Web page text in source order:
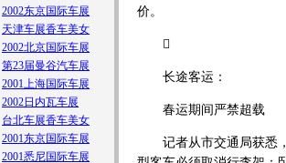
2002东京国际车展
天津车展香车美女
2002北京国际车展
第23届曼谷汽车展
2001上海国际车展
2002日内瓦车展
台北车展香车美女
2001东京国际车展
2001悉尼国际车展
价。

长途客运：
春运期间严禁超载
记者从市交通局获悉，